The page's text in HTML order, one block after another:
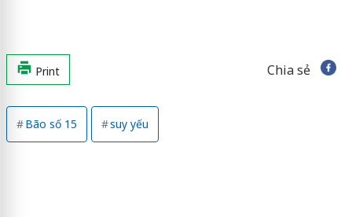
Print Chia sẻ
Bão số 15 suy yếu